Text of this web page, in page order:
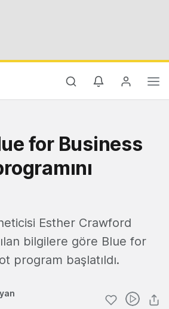
for Business
Esther Crawford
bilgilere göre Blue for
program başlatıldı.